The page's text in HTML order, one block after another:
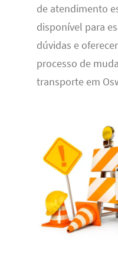
de atendimento
disponível para
dúvidas e
processo de
transporte em